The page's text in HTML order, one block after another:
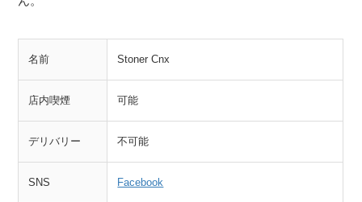
名前 Stoner Cnx
店内喫煙 可能
デリバリー 不可能
SNS Facebook